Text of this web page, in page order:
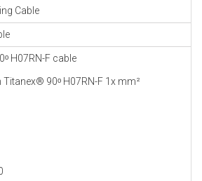
Cable
H07RN-F cable
90ᵒ H07RN-F 1x mm²